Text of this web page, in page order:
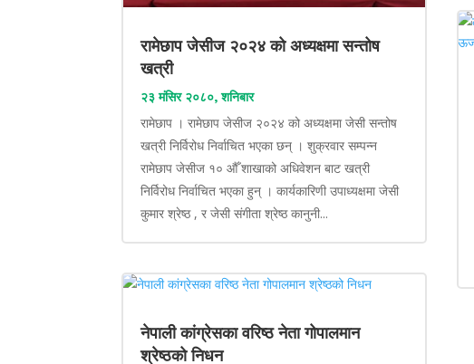
रामेछाप जेसीज २०२४ को अध्यक्षमा सन्तोष
खत्री
२३ मंसिर २०८०, शनिबार
रामेछाप । रामेछाप जेसीज २०२४ को अध्यक्षमा जेसी सन्तोष
खत्री निर्विरोध निर्वाचित भएका छन् । शुक्रवार सम्पन्न
रामेछाप जेसीज १० औँ शाखाको अधिवेशन बाट खत्री
निर्विरोध निर्वाचित भएका हुन् । कार्यकारिणी उपाध्यक्षमा जेसी
कुमार श्रेष्ठ , र जेसी संगीता श्रेष्ठ कानुनी...
नेपाली कांग्रेसका वरिष्ठ नेता गोपालमान
श्रेष्ठको निधन